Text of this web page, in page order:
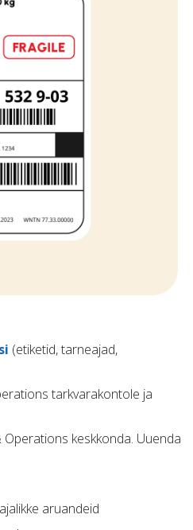
(etiketid, tarneajad,
tarkvarakontole ja
keskkonda. Uuenda
aruandeid